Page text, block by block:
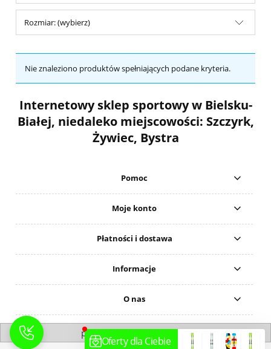
Rozmiar: (wybierz)
Nie znaleziono produktów spełniających podane kryteria.
Internetowy sklep sportowy w Bielsku-
Białej, niedaleko miejscowości: Szczyrk,
Żywiec, Bystra
Pomoc
Moje konto
Płatności i dostawa
Informacje
O nas
pokaż pełną wersję strony